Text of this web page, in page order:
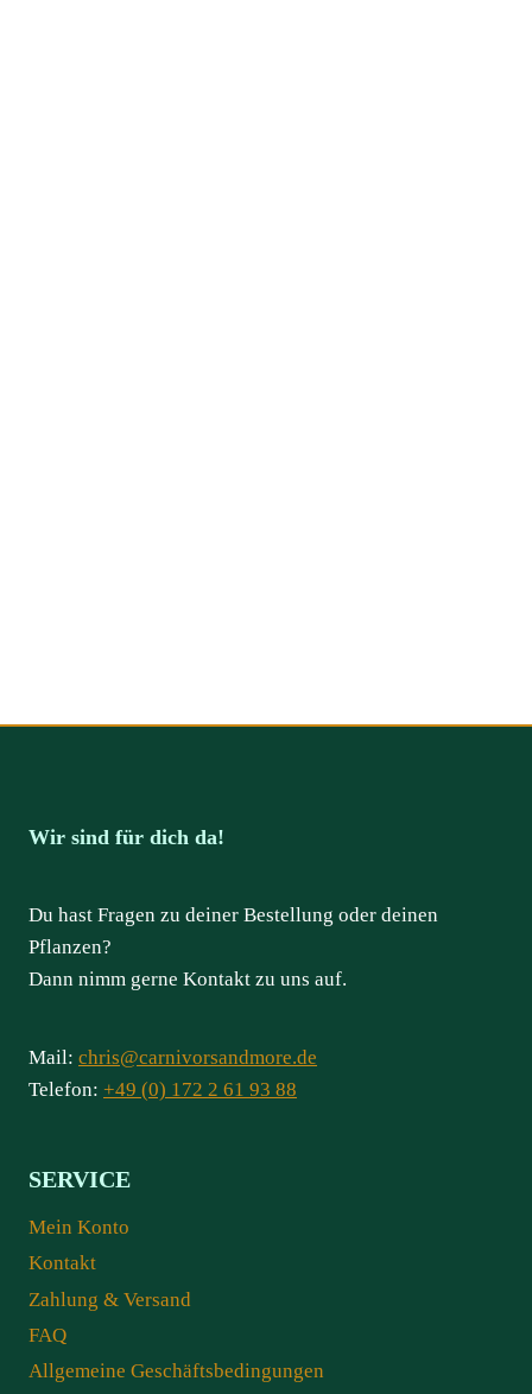
Wir sind für dich da!
Du hast Fragen zu deiner Bestellung oder deinen
Pflanzen?
Dann nimm gerne Kontakt zu uns auf.
Mail: chris@carnivorsandmore.de
Telefon: +49 (0) 172 2 61 93 88
SERVICE
Mein Konto
Kontakt
Zahlung & Versand
FAQ
Allgemeine Geschäftsbedingungen